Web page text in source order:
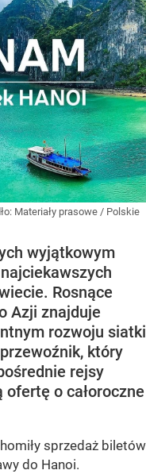
Materiały prasowe / Polskie
wyjątkowym
Rosnące
Azji znajduje
rozwoju siatki
który
rejsy
o całoroczne
sprzedaż biletów
do Hanoi.